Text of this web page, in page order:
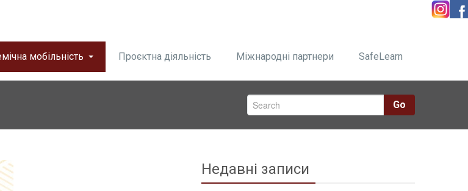
мобільність Проєктна діяльність Міжнародні партнери SafeLearn
Go
Недавні записи